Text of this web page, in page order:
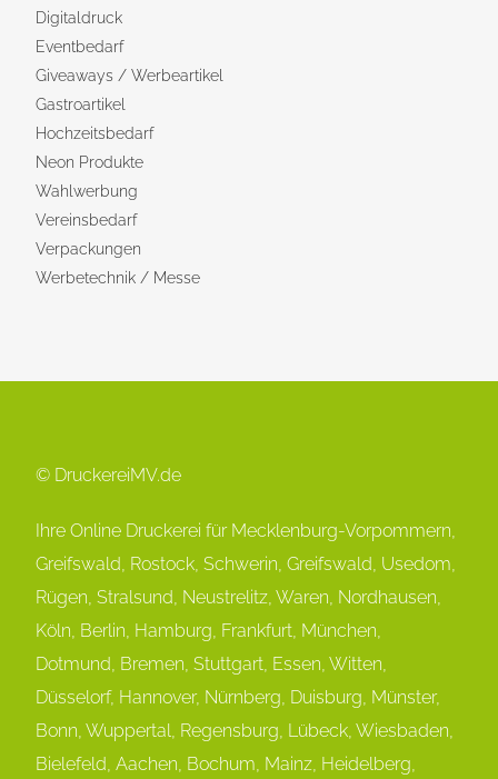
Digitaldruck
Eventbedarf
Giveaways / Werbeartikel
Gastroartikel
Hochzeitsbedarf
Neon Produkte
Wahlwerbung
Vereinsbedarf
Verpackungen
Werbetechnik / Messe
© DruckereiMV.de
Ihre Online Druckerei für Mecklenburg-Vorpommern,
Greifswald, Rostock, Schwerin, Greifswald, Usedom,
Rügen, Stralsund, Neustrelitz, Waren, Nordhausen,
Köln, Berlin, Hamburg, Frankfurt, München,
Dotmund, Bremen, Stuttgart, Essen, Witten,
Düsselorf, Hannover, Nürnberg, Duisburg, Münster,
Bonn, Wuppertal, Regensburg, Lübeck, Wiesbaden,
Bielefeld, Aachen, Bochum, Mainz, Heidelberg,